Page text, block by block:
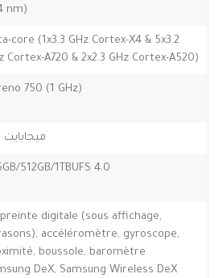
nm)
core (1x3.3 GHz Cortex-X4 & 5x3.2
Cortex-A720 & 2x2.3 GHz Cortex-A520)
750 (1 GHz)
512 ميجابايت
512GB/1TBUFS 4.0
digitale (sous affichage,
accéléromètre, gyroscope,
boussole, baromètre
DeX, Samsung Wireless DeX